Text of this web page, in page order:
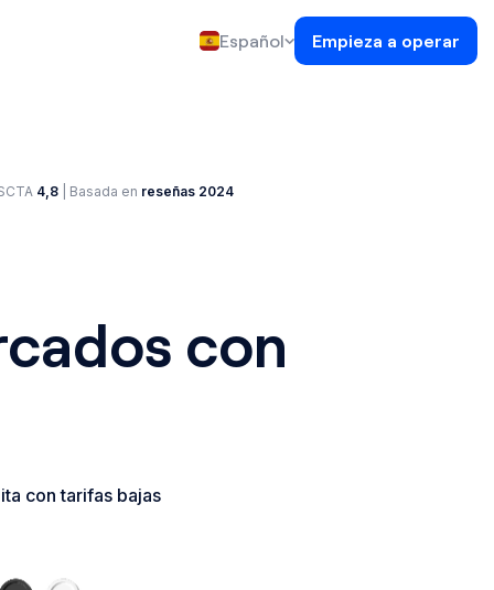
Español Empieza a operar
4,8 | Basada en reseñas 2024
con
con tarifas bajas